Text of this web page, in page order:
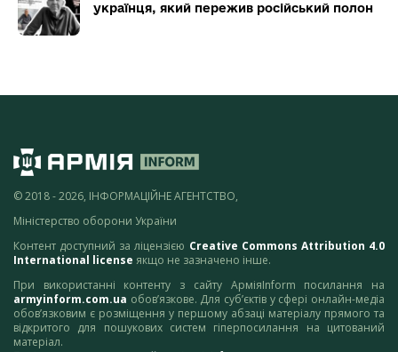
українця, який пережив російський полон
© 2018 - 2026, ІНФОРМАЦІЙНЕ АГЕНТСТВО,
Міністерство оборони України
Контент доступний за ліцензією Creative Commons Attribution 4.0
International license якщо не зазначено інше.
При використанні контенту з сайту АрміяInform посилання на
armyinform.com.ua обов’язкове. Для суб’єктів у сфері онлайн-медіа
обов’язковим є розміщення у першому абзаці матеріалу прямого та
відкритого для пошукових систем гіперпосилання на цитований
матеріал.